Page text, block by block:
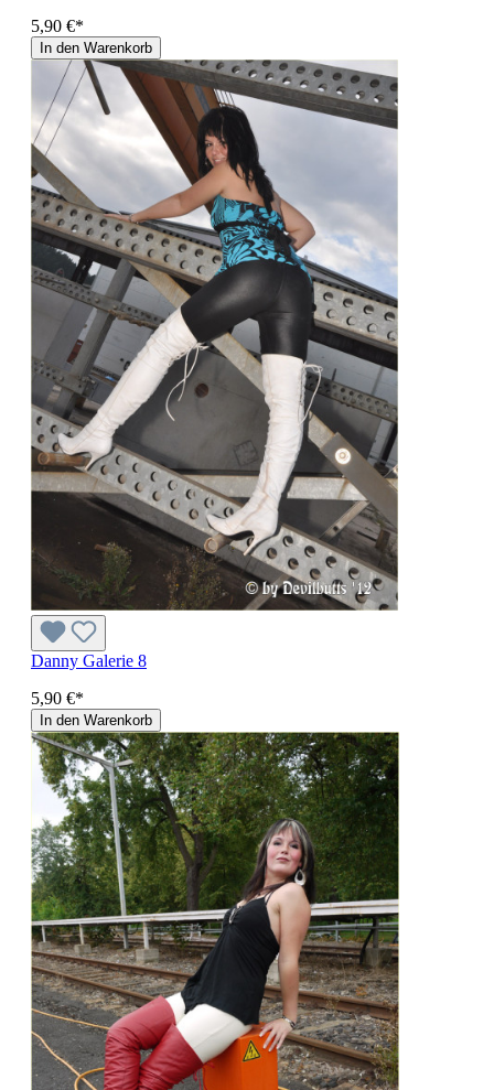
5,90 €*
In den Warenkorb
Danny Galerie 8
5,90 €*
In den Warenkorb